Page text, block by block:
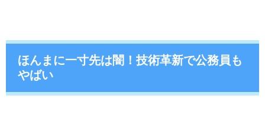
ほんまに一寸先は闇！技術革新で公務員も
やばい